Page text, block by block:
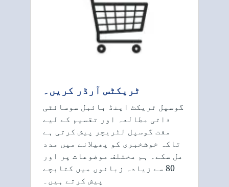
ٹریکٹس آرڈر کریں۔
گوسپل ٹریکٹ اینڈ بائبل سوسائٹی
ذاتی مطالعہ اور تقسیم کے لیے
مفت گوسپل لٹریچر پیش کرتی ہے
تاکہ خوشخبری کو پھیلانے میں مدد
مل سکے۔ ہم مختلف موضوعات پر اور
80 سے زیادہ زبانوں میں کتابچے
پیش کرتے ہیں۔